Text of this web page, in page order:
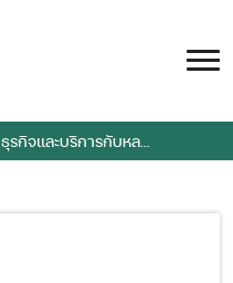
ธุรกิจและบริการกับหล...